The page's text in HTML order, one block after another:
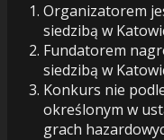
Organizatorem
siedzibą w
Fundatorem
siedzibą w
Konkurs nie
określonym w
grach